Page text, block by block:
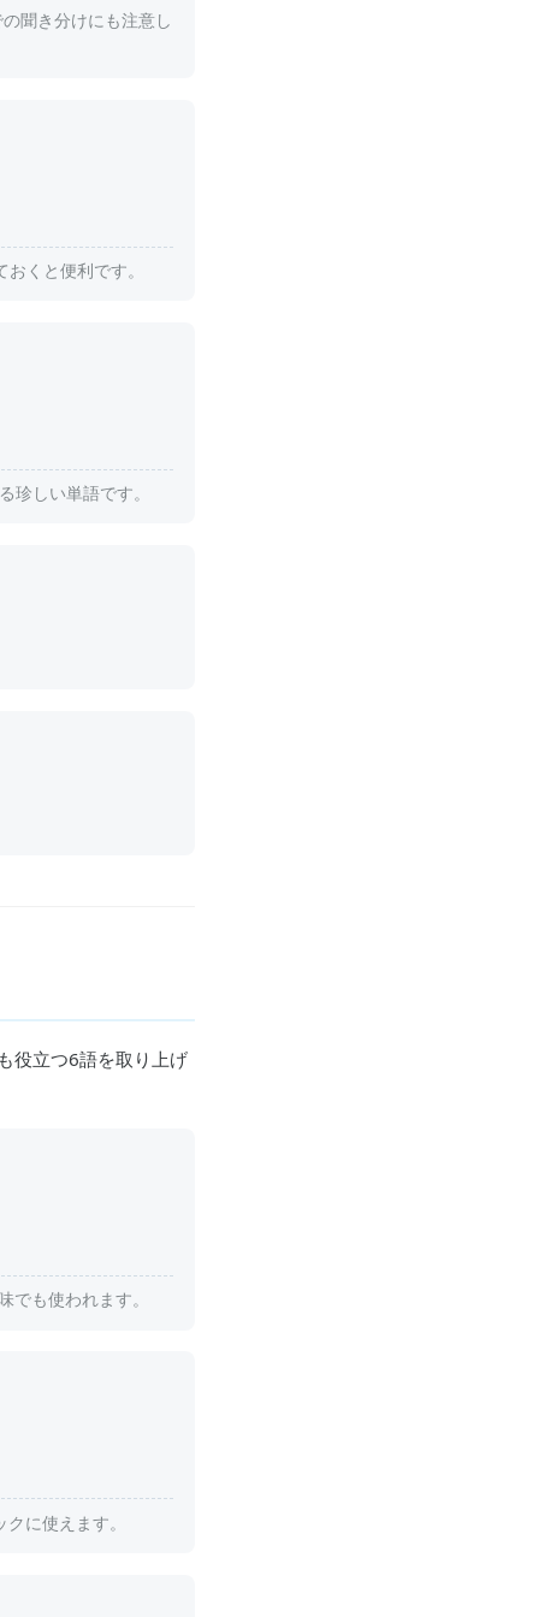
聞き分けにも注意し
くと便利です。
珍しい単語です。
役立つ6語を取り上げ
も使われます。
に使えます。